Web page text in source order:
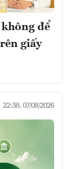
để
giấy
22:38, 07/08/2026